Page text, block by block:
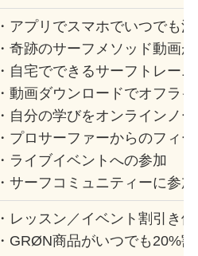
・アプリでスマホでいつでも
・奇跡のサーフメソッド動画
・自宅でできるサーフトレー
・動画ダウンロードでオフラ
・自分の学びをオンラインノ
・プロサーファーからのフィ
・ライブイベントへの参加
・サーフコミュニティーに参
・レッスン／イベント割引き
・GRØN商品がいつでも20%